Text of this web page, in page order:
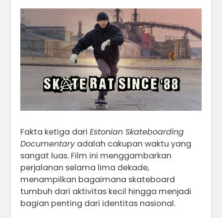
Fakta ketiga dari Estonian Skateboarding
Documentaryadalah cakupan waktu yang
sangat luas. Film ini menggambarkan
perjalanan selama lima dekade,
menampilkan bagaimana skateboard
tumbuh dari aktivitas kecil hingga menjadi
bagian penting dari identitas nasional.